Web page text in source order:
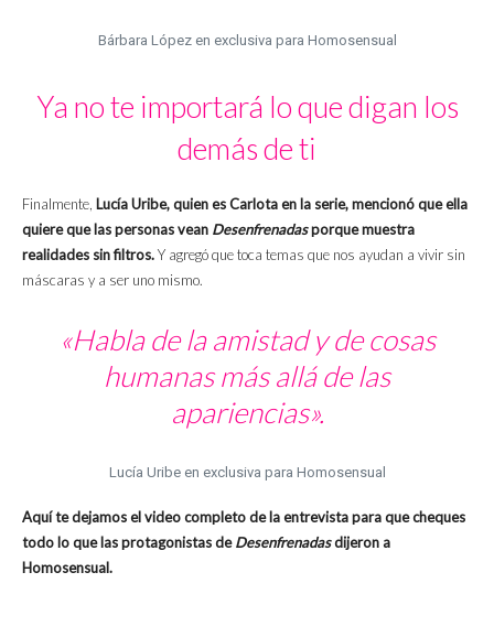
Bárbara López en exclusiva para Homosensual
Ya no te importará lo que digan los
demás de ti
Finalmente, Lucía Uribe, quien es Carlota en la serie, mencionó que ella
quiere que las personas vean Desenfrenadasporque muestra
realidades sin filtros.Y agregó que toca temas que nos ayudan a vivir sin
máscaras y a ser uno mismo.
«Habla de la amistad y de cosas
humanas más allá de las
apariencias».
Lucía Uribe en exclusiva para Homosensual
Aquí te dejamos el video completo de la entrevista para que cheques
todo lo que las protagonistas deDesenfrenadasdijeron a
Homosensual.